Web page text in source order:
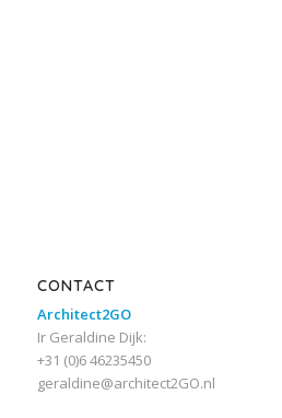
CONTACT
Architect2GO
Ir Geraldine Dijk:
+31 (0)6 46235450
geraldine@architect2GO.nl